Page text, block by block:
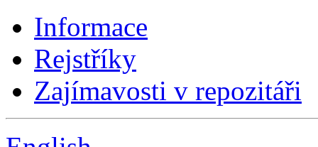
Informace
Rejstříky
Zajímavosti v repozitáři